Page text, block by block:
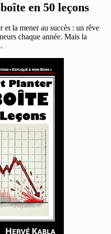
en 50 leçons
et la mener au succès : un rêve
chaque année. Mais la